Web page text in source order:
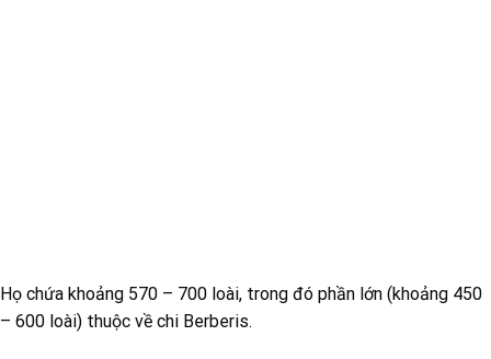
Họ chứa khoảng 570 – 700 loài, trong đó phần lớn (khoảng 450
– 600 loài) thuộc về chi Berberis.